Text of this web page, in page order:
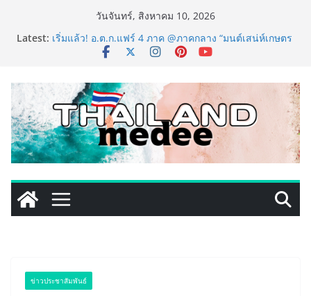
วันจันทร์, สิงหาคม 10, 2026
Latest:
PIPPER STANDARD® เปิดตัวแชมพูอาบน้ำ และ โฟมอาบ
แห้งสัตว์เลี้ยง ชูนวัตกรรมพลังธรรมชาติ “Zero-Residue”
เลียขนได้ ปลอดภัย ไร้สารตกค้าง
ไทย สู่ใจกลางมหานคร” ชวนชิม ช้อป สินค้าเกษตร
คุณภาพจากทั่วไทย วันนี้ – 8 สิงหาคมนี้ ณ ลานคนเมือง
ททท. ประกาศความสำเร็จ Village to the World Season
5 ผนึก 9 พันธมิตร ขับเคลื่อน ESG Tourism สืบสานพระ
ราชปณิธาน สร้างคุณค่าการท่องเที่ยวไทยอย่างยั่งยืน
เหิงลี่ แมนูแฟคเจอริ่ง เทคโนโลยี (ไทยแลนด์) เปิดโรงงาน
ออกเฉียงใต้ เสริมแกร่งยุทธศาสตร์ระดับโลก
LORDNINE จัดศึกคนดังสายเกม ไทย ปะทะ ฟิลิปปินส์ ใน
ข่าวประชาสัมพันธ์